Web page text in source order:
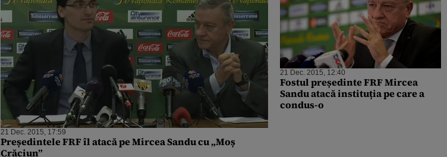
21 Dec. 2015, 17:59
Președintele FRF îl atacă pe Mircea Sandu cu „Moș
Crăciun”
21 Dec. 2015, 12:40
Fostul președinte FRF Mircea
Sandu atacă instituția pe care a
condus-o